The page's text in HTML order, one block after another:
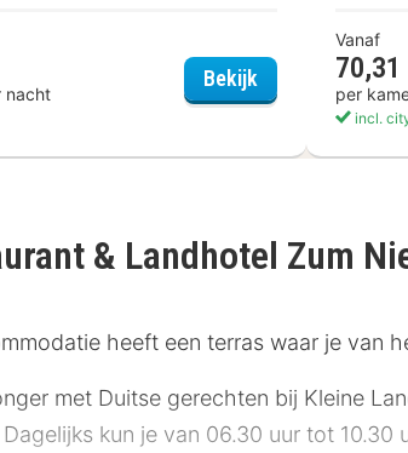
nacht
BekijkWyndham Garden
Vanaf
70,31
per
incl.
& Landhotel Zum
heeft een terras waar je van
met Duitse gerechten bij Kleine
kun je van 06.30 uur tot